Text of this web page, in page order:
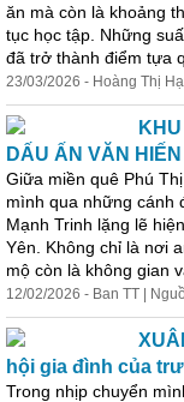
ăn mà còn là khoảng
tục học tập. Những
đã trở thành điểm tựa
23/03/2026 - Hoàng Thị
DẤU ẤN VĂN
Giữa miền quê Phú
mình qua những cánh
Mạnh Trinh lặng lẽ hiện
Yên. Không chỉ là nơi
mộ còn là không gian
12/02/2026 - Ban TT |
hội gia đình của
Trong nhịp chuyển